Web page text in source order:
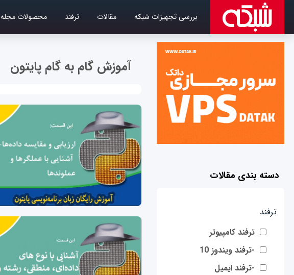
بررسی تجهیزات شبکه مقالات ترفند محصولات مجله
دسته بندی مقالات
ترفند
ترفند کامپیوتر
-ترفند ویندوز 10
-ترفند ایمیل
آموزش گام به گام پایتون